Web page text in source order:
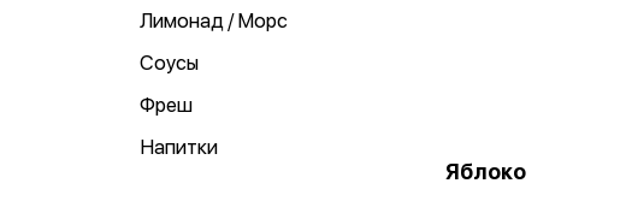
Лимонад / Морс
Соусы
Фреш
Напитки
Яблоко